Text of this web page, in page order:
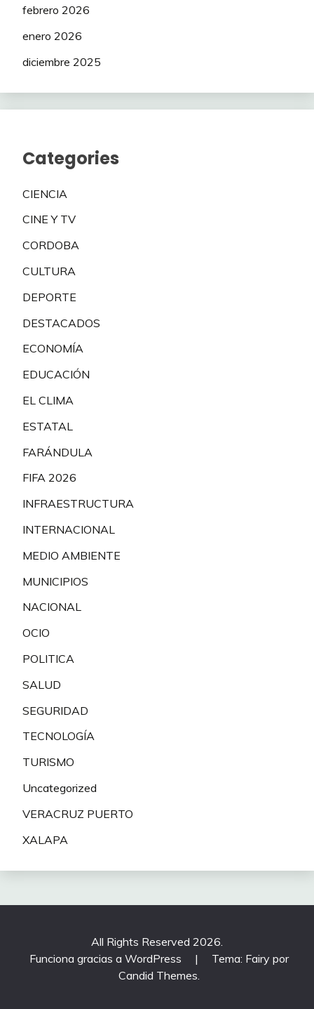
febrero 2026
enero 2026
diciembre 2025
Categories
CIENCIA
CINE Y TV
CORDOBA
CULTURA
DEPORTE
DESTACADOS
ECONOMÍA
EDUCACIÓN
EL CLIMA
ESTATAL
FARÁNDULA
FIFA 2026
INFRAESTRUCTURA
INTERNACIONAL
MEDIO AMBIENTE
MUNICIPIOS
NACIONAL
OCIO
POLITICA
SALUD
SEGURIDAD
TECNOLOGÍA
TURISMO
Uncategorized
VERACRUZ PUERTO
XALAPA
All Rights Reserved 2026.
Funciona gracias a WordPress
|
Tema: Fairy por
Candid Themes